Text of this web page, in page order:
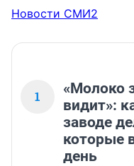
Новости СМИ2
1
«Молоко
видит»:
заводе
которые
день